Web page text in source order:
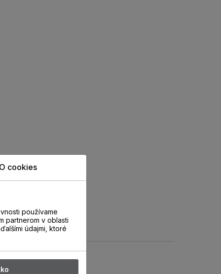
cookies
používame
partnerom v oblasti
údajmi, ktoré